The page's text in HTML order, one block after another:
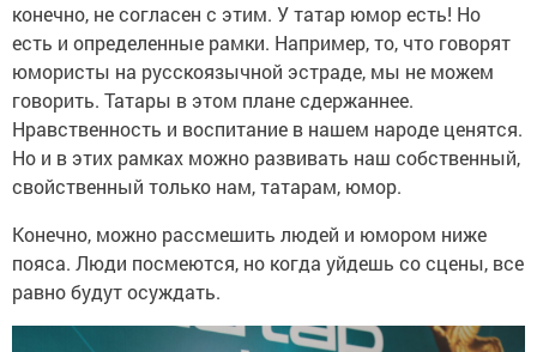
конечно, не согласен с этим. У татар юмор есть! Но
есть и определенные рамки. Например, то, что говорят
юмористы на русскоязычной эстраде, мы не можем
говорить. Татары в этом плане сдержаннее.
Нравственность и воспитание в нашем народе ценятся.
Но и в этих рамках можно развивать наш собственный,
свойственный только нам, татарам, юмор.
Конечно, можно рассмешить людей и юмором ниже
пояса. Люди посмеются, но когда уйдешь со сцены, все
равно будут осуждать.